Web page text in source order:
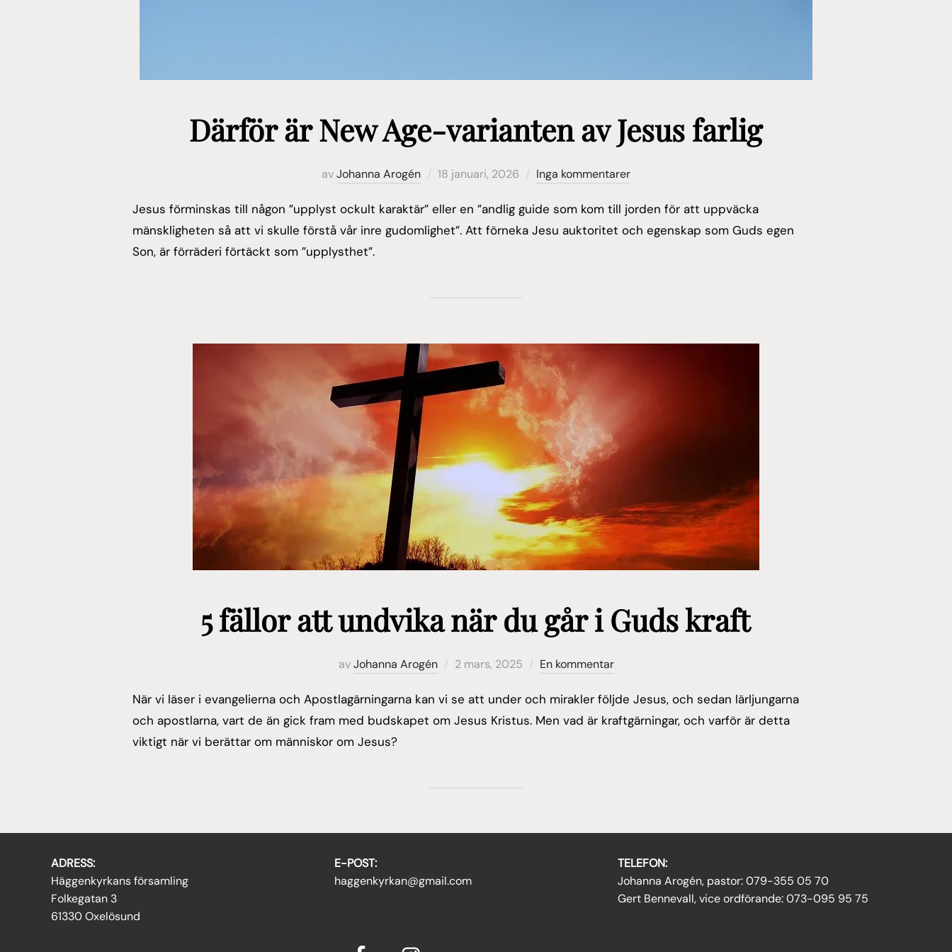
Därför är New Age-varianten av Jesus farlig
avJohanna Arogén
Publicerat
18 januari, 2026 Inga kommentarer
Jesus förminskas till någon ”upplyst ockult karaktär” eller en ”andlig guide som kom till jorden för att uppväcka
mänskligheten så att vi skulle förstå vår inre gudomlighet”. Att förneka Jesu auktoritet och egenskap som Guds egen
Son, är förräderi förtäckt som ”upplysthet”.
5 fällor att undvika när du går i Guds kraft
avJohanna Arogén
Publicerat
2 mars, 2025 En kommentar
När vi läser i evangelierna och Apostlagärningarna kan vi se att under och mirakler följde Jesus, och sedan lärljungarna
och apostlarna, vart de än gick fram med budskapet om Jesus Kristus. Men vad är kraftgärningar, och varför är detta
viktigt när vi berättar om människor om Jesus?
ADRESS:
Häggenkyrkans församling
Folkegatan 3
61330 Oxelösund
E-POST:
haggenkyrkan@gmail.com
TELEFON:
Johanna Arogén, pastor: 079-355 05 70
Gert Bennevall, vice ordförande: 073-095 95 75